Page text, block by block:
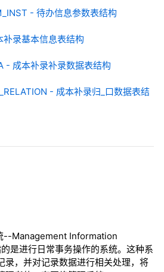
- 待办信息参数表结构
补录基本信息表结构
- 成本补录补录数据表结构
- 成本补录归_口数据表结
--Management Information
是进行日常事务操作的系统。这种系
录，并对记录数据进行相关处理，将